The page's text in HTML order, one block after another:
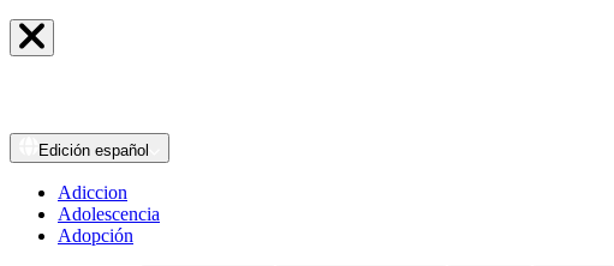
Edición español
Adiccion
Adolescencia
Adopción